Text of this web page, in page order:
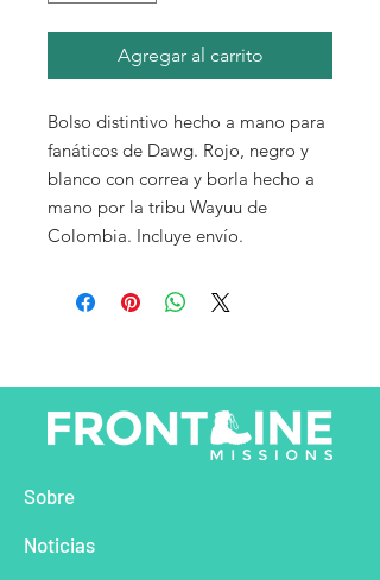
Agregar al carrito
Bolso distintivo hecho a mano para
fanáticos de Dawg. Rojo, negro y
blanco con correa y borla hecho a
mano por la tribu Wayuu de
Colombia. Incluye envío.
Sobre
Noticias